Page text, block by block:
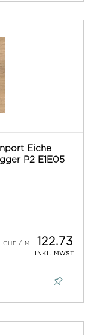
Eiche
P2 E1E05
122.73
INKL. MWST